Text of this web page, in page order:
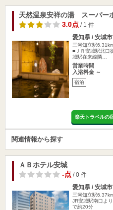
天然温泉安祥の湯 スーパー
3.0点/ 1 件
愛知県 / 安城市
三河知立駅
■ＪＲ安城駅北口
城駅在来線隣…
営業時間
入浴料金 ～
宿泊
楽天トラベルの
関連情報から探す
ＡＢホテル安城
-点/ 0 件
愛知県 / 安城市
三河知立駅
JR安城駅南口よ
で約20分